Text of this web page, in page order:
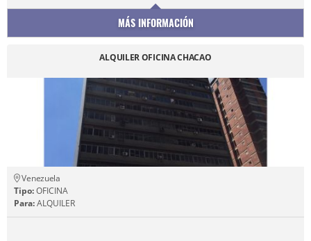
MÁS INFORMACIÓN
ALQUILER OFICINA CHACAO
Venezuela
Tipo:OFICINA
Para:ALQUILER